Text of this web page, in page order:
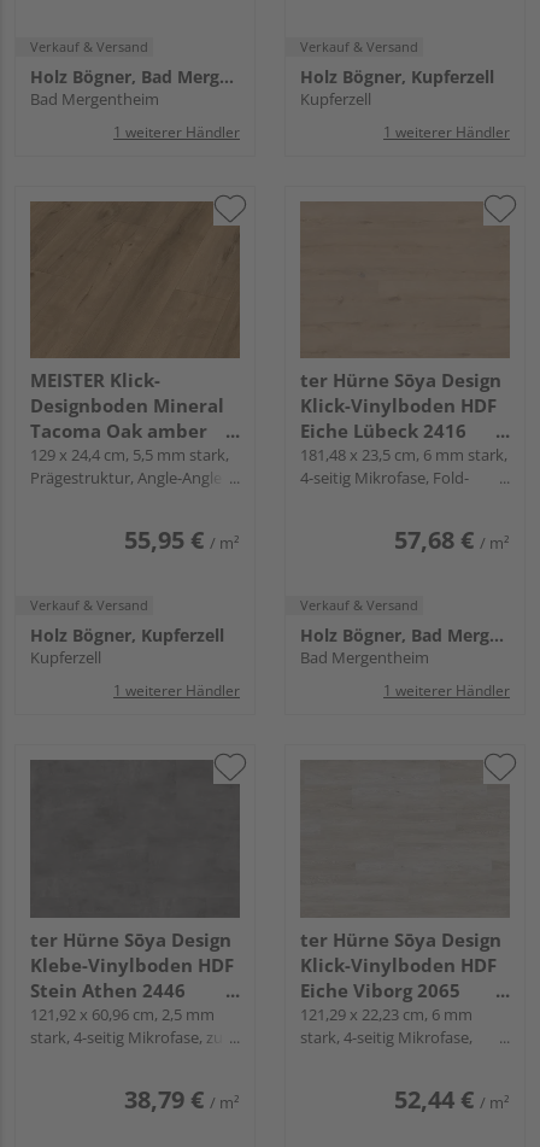
Verkauf & Versand
Holz Bögner, Bad Mergentheim
Bad Mergentheim
1 weiterer Händler
Verkauf & Versand
Holz Bögner, Kupferzell
Kupferzell
1 weiterer Händler
MEISTER Klick-
Designboden Mineral
Tacoma Oak amber
7455 Landhausdiele -
MeisterDesign.
129 x 24,4 cm, 5,5 mm stark,
Prägestruktur, Angle-Angle /
55,95 € / m²
Verkauf & Versand
Holz Bögner, Kupferzell
Kupferzell
1 weiterer Händler
ter Hürne Sōya Design
Klick-Vinylboden HDF
Eiche Lübeck 2416
Landhausdiele - WOOD
EDITION
181,48 x 23,5 cm, 6 mm stark,
4-seitig Mikrofase, Fold-
57,68 € / m²
Verkauf & Versand
Holz Bögner, Bad Mergentheim
Bad Mergentheim
1 weiterer Händler
ter Hürne Sōya Design
Klebe-Vinylboden HDF
Stein Athen 2446
Fliese - STONE EDITION
121,92 x 60,96 cm, 2,5 mm
stark, 4-seitig Mikrofase, zum
38,79 € / m²
ter Hürne Sōya Design
Klick-Vinylboden HDF
Eiche Viborg 2065
Landhausdiele - WOOD
EDITION
121,29 x 22,23 cm, 6 mm
stark, 4-seitig Mikrofase,
52,44 € / m²